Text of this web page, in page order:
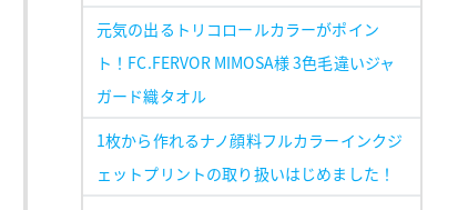
元気の出るトリコロールカラーがポイン
ト！FC.FERVOR MIMOSA様 3色毛違いジャ
ガード織タオル
1枚から作れるナノ顔料フルカラーインクジ
ェットプリントの取り扱いはじめました！